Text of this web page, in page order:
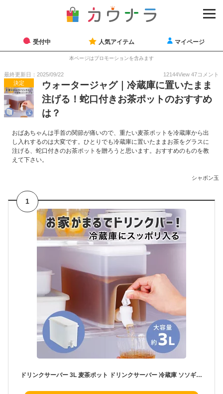
受付中 人気アイテム マイページ
本ページはプロモーションを含みます
最終更新日：2025/09/22 12144View 47コメント
決定
ウォータージャグ｜冷蔵庫に置いたまま
注げる！蛇口付きお茶ポットのおすすめ
は？
おばあちゃんは手首の関節が痛いので、重たい麦茶ポットを冷蔵庫から出
し入れするのは大変です。ひとりでも冷蔵庫に置いたままお茶をグラスに
注げる、蛇口付きのお茶ポットを贈ろうと思います。おすすめのものを教
えて下さい。
シャボン玉
1
ドリンクサーバー 3L 麦茶ポット ドリンクサーバー 冷蔵庫 ソソギーナ 洗いやすい 大容量 冷水器 ウォーターピッチャー 冷蔵庫 省スペース収納 横置き 冷蔵庫の冷水筒 蛇口付き ハンドポット 冷水ポット コジット 麦茶サーバー